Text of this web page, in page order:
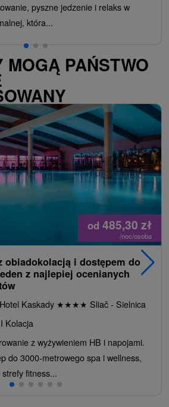
pyszne jedzenie i relaks w
która...
MOGĄ PAŃSTWO
od 485,30 zł
/noc/osoba
obiadokolacją i dostępem do
z najlepiej ocenianych
Kaskady ★★★★ Sliač - Sielnica
Kolacja
z wyżywieniem HB i napojami.
do 3000-metrowego spa i wellness,
fitness...